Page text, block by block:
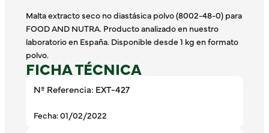
Malta extracto seco no diastásica polvo (8002-48-0) para
FOOD AND NUTRA. Producto analizado en nuestro
laboratorio en España. Disponible desde 1 kg en formato
polvo.
FICHA TÉCNICA
Nº Referencia: EXT-427
Fecha: 01/02/2022